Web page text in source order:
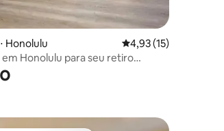
média de 5, 4 avaliações
Honolulu 4,93 de uma
4,93 (15)
em Honolulu para seu retiro